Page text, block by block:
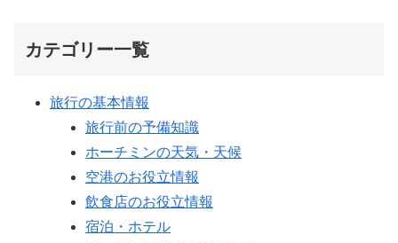
カテゴリー一覧
旅行の基本情報
旅行前の予備知識
ホーチミンの天気・天候
空港のお役立情報
飲食店のお役立情報
宿泊・ホテル